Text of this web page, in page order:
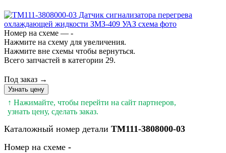
Номер на схеме — -
Нажмите на схему для увеличения.
Нажмите вне схемы чтобы вернуться.
Всего запчастей в категории 29.
Под заказ →
Узнать цену
↑ Нажимайте, чтобы перейти на сайт партнеров,
узнать цену, сделать заказ.
Каталожный номер детали ТМ111-3808000-03
Номер на схеме -